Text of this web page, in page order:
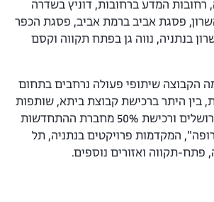
רחובות המדע ברחובות, דוניץ בשדרה
פסגת אביב ברמת אביב, פסגת הכפר
בנתניה, נווה גן בפתח תקווה וקסם
הקבוצה שיתופי פעולה נרחבים בתחום
בין היתר ברכישת קבוצת ביתא, שותפות
במספר פרויקטים בירושלים ורכישת 50% מחברת ההתחדשות
המקדמות פרויקטים בנתניה, תל
פתח-תקווה ואזורים נוספים.